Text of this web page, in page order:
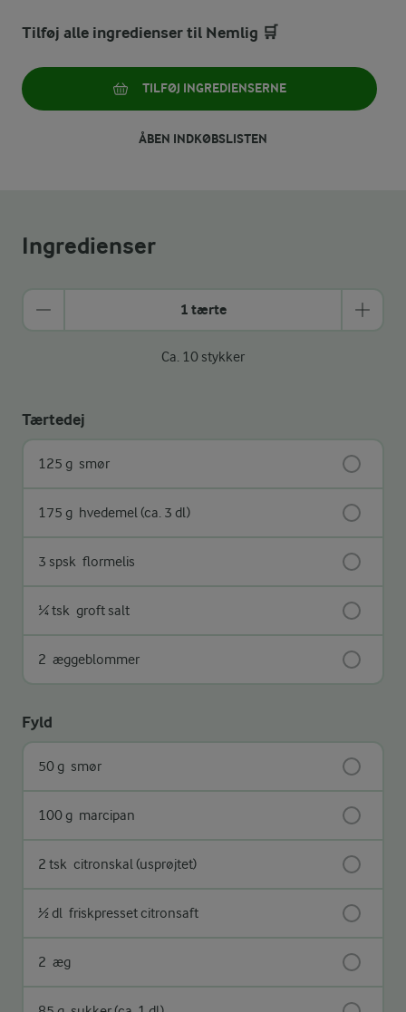
Tilføj alle ingredienser til Nemlig 🛒
TILFØJ INGREDIENSERNE
ÅBEN INDKØBSLISTEN
Ingredienser
1 tærte
Ca. 10 stykker
Tærtedej
125 g smør
175 g hvedemel (ca. 3 dl)
3 spsk flormelis
¼ tsk groft salt
2 æggeblommer
Fyld
50 g smør
100 g marcipan
2 tsk citronskal (usprøjtet)
½ dl friskpresset citronsaft
2 æg